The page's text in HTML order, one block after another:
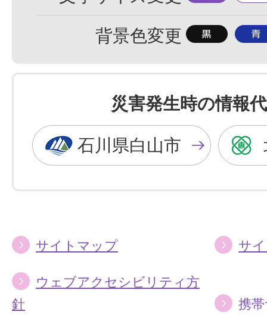
準
大
背景色変更 背
色
を
黒
色
に
背
色
を
青
色
に
災害発生時の情報
石川県白山市
サイトマップ サ
ウェブアクセシビリティ方
針
携